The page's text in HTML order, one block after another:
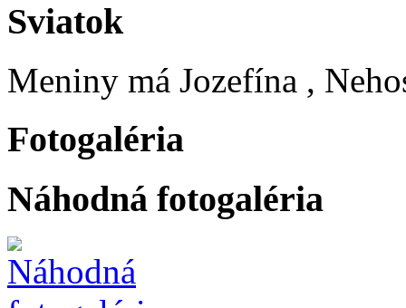
Sviatok
Meniny má Jozefína ,
Fotogaléria
Náhodná fotogaléria